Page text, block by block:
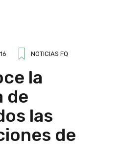
NOTICIAS FQ
la
de
las
de